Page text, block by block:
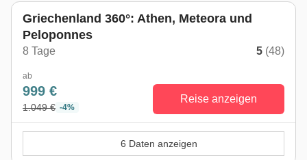
Griechenland 360°: Athen, Meteora und
Peloponnes
8 Tage 5 (48)
ab
999 €
1.049 € -4%
Reise anzeigen
6 Daten anzeigen